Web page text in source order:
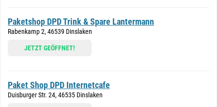
Paketshop DPD Trink & Spare Lantermann
Rabenkamp 2, 46539 Dinslaken
JETZT GEÖFFNET!
Paket Shop DPD Internetcafe
Duisburger Str. 24, 46535 Dinslaken